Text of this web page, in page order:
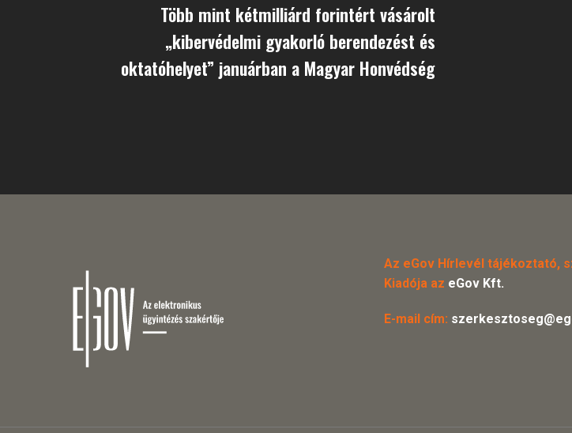
Több mint kétmilliárd forintért vásárolt
„kibervédelmi gyakorló berendezést és
oktatóhelyet” januárban a Magyar Honvédség
Az eGov Hírlevél tájékoztató,
Kiadója az eGov Kft.
E-mail cím: